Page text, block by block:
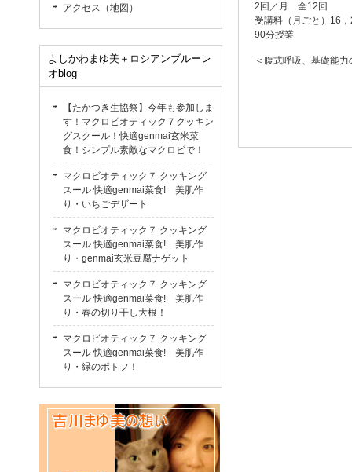
2回／月 全12回
受講料（月ごと）16
90分授業
＜腹式呼吸、基礎能
アクセス（地図）
よしかわまゆ美＋ロシアンブルーレ
オblog
【たかつき生協祭】今年も参加しま
す！マクロビオティック７クッキン
グスクール！快適genmai玄米菜
食！シンプル素敵なマクロビで！
マクロビオティック７ クッキング
スール 快適genmai菜食! 美肌作
り・いちごデザート
マクロビオティック７ クッキング
スール 快適genmai菜食! 美肌作
り・genmai玄米豆腐ナゲット
マクロビオティック７ クッキング
スール 快適genmai菜食! 美肌作
り・春の切り干し大根！
マクロビオティック７ クッキング
スール 快適genmai菜食! 美肌作
り・緑のポトフ！